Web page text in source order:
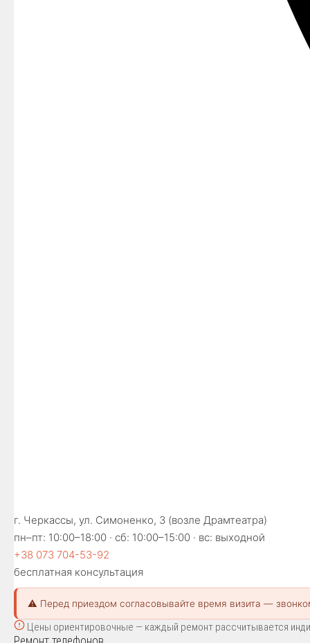
г. Черкассы, ул. Симоненко, 3 (возле Драмтеатра)
пн–пт: 10:00–18:00 · сб: 10:00–15:00 · вс: выходной
+38 073 704-53-92
бесплатная консультация
⚠️ Перед приездом согласовывайте время визита —
Цены ориентировочные — каждый ремонт рассчитывается